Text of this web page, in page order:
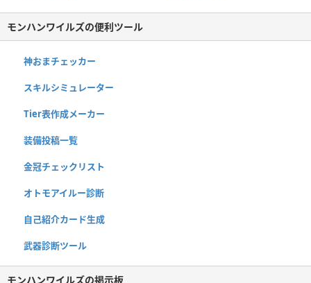
モンハンワイルズの便利ツール
神おまチェッカー
スキルシミュレーター
Tier表作成メーカー
装備投稿一覧
金冠チェックリスト
オトモアイルー診断
自己紹介カード生成
武器診断ツール
モンハンワイルズの掲示板